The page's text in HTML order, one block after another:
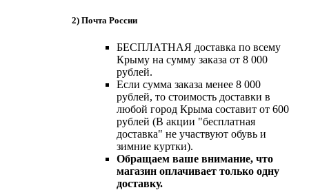
2) Почта России
БЕСПЛАТНАЯ доставка по всему
Крыму на сумму заказа от 8 000
рублей.
Если сумма заказа менее 8 000
рублей, то стоимость доставки в
любой город Крыма составит от 600
рублей (В акции "бесплатная
доставка" не участвуют обувь и
зимние куртки).
Обращаем ваше внимание, что
магазин оплачивает только одну
доставку.